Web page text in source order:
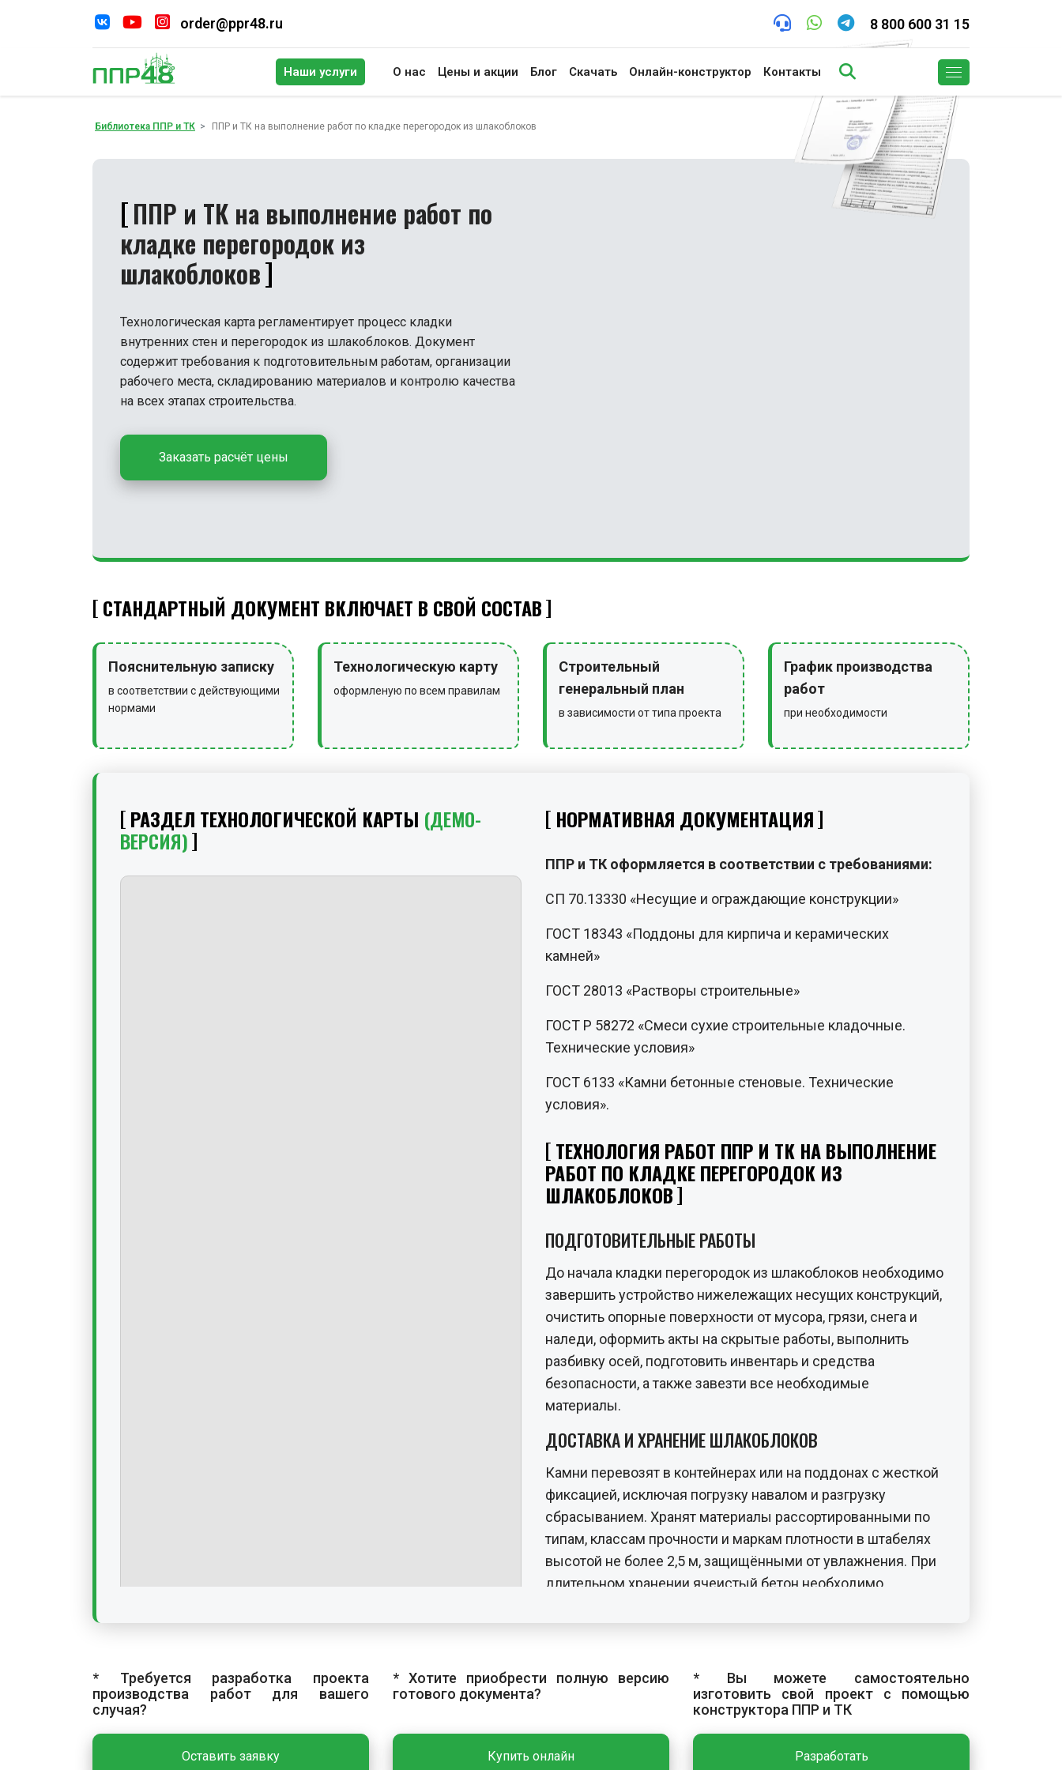
order@ppr48.ru 8 800 600 31 15
Наши услуги О нас Цены и акции Блог Скачать Онлайн-конструктор Контакты
Библиотека ППР и ТК ППР и ТК на выполнение работ по кладке перегородок из шлакоблоков
ППР и ТК на выполнение работ по
кладке перегородок из
шлакоблоков
Технологическая карта регламентирует процесс кладки
внутренних стен и перегородок из шлакоблоков. Документ
содержит требования к подготовительным работам, организации
рабочего места, складированию материалов и контролю качества
на всех этапах строительства.
Заказать расчёт цены
СТАНДАРТНЫЙ ДОКУМЕНТ ВКЛЮЧАЕТ В СВОЙ СОСТАВ
Пояснительную записку
в соответствии с действующими
нормами
Технологическую карту
оформленую по всем правилам
Строительный
генеральный план
в зависимости от типа проекта
График производства
работ
при необходимости
РАЗДЕЛ ТЕХНОЛОГИЧЕСКОЙ КАРТЫ (ДЕМО-
ВЕРСИЯ)
НОРМАТИВНАЯ ДОКУМЕНТАЦИЯ
ППР и ТК оформляется в соответствии с требованиями:
СП 70.13330 «Несущие и ограждающие конструкции»
ГОСТ 18343 «Поддоны для кирпича и керамических
камней»
ГОСТ 28013 «Растворы строительные»
ГОСТ Р 58272 «Смеси сухие строительные кладочные.
Технические условия»
ГОСТ 6133 «Камни бетонные стеновые. Технические
условия».
ТЕХНОЛОГИЯ РАБОТ ППР И ТК НА ВЫПОЛНЕНИЕ
РАБОТ ПО КЛАДКЕ ПЕРЕГОРОДОК ИЗ
ШЛАКОБЛОКОВ
ПОДГОТОВИТЕЛЬНЫЕ РАБОТЫ
До начала кладки перегородок из шлакоблоков необходимо
завершить устройство нижележащих несущих конструкций,
очистить опорные поверхности от мусора, грязи, снега и
наледи, оформить акты на скрытые работы, выполнить
разбивку осей, подготовить инвентарь и средства
безопасности, а также завезти все необходимые
материалы.
ДОСТАВКА И ХРАНЕНИЕ ШЛАКОБЛОКОВ
Камни перевозят в контейнерах или на поддонах с жесткой
фиксацией, исключая погрузку навалом и разгрузку
сбрасыванием. Хранят материалы рассортированными по
типам, классам прочности и маркам плотности в штабелях
высотой не более 2,5 м, защищёнными от увлажнения. При
длительном хранении ячеистый бетон необходимо
ОСНОВНЫЕ РАБОТЫ
Технологический процесс включает подготовку к укладке,
укладку блоков, распиловку блоков и обработку швов. До
начала работ наносят разметку с помощью лазерного
* Требуется разработка проекта
производства работ для вашего
случая?
Оставить заявку
* Хотите приобрести полную версию
готового документа?
Купить онлайн
* Вы можете самостоятельно
изготовить свой проект с помощью
конструктора ППР и ТК
Разработать
Поиск